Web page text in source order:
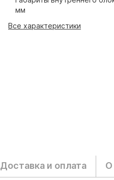
мм
Все характеристики
Доставка и оплата О